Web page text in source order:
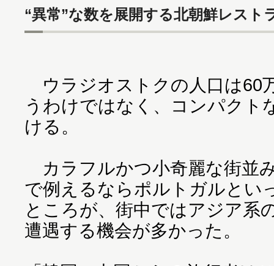
“異常”な数を展開する北朝鮮レスト
ウラジオストクの人口は60
うわけではなく、コンパクト
ける。
カラフルかつ小奇麗な街並
で例えるならポルトガルとい
ところが、街中ではアジア系
遭遇する機会が多かった。